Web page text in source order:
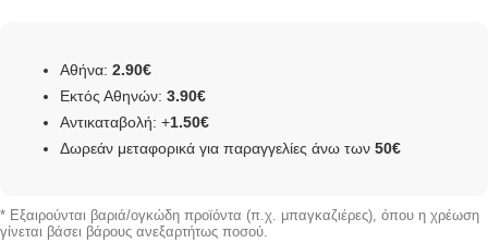
Αθήνα: 2.90€
Εκτός Αθηνών: 3.90€
Αντικαταβολή: +1.50€
Δωρεάν μεταφορικά για παραγγελίες άνω των 50€
* Εξαιρούνται βαριά/ογκώδη προϊόντα (π.χ. μπαγκαζιέρες), όπου η χρέωση
γίνεται βάσει βάρους ανεξαρτήτως ποσού.